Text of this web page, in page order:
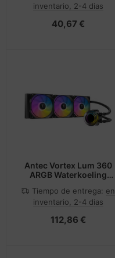
inventario, 2-4 dias
40,67 €
Antec Vortex Lum 360
ARGB Waterkoeling
Tiempo de entrega: en
inventario, 2-4 dias
112,86 €